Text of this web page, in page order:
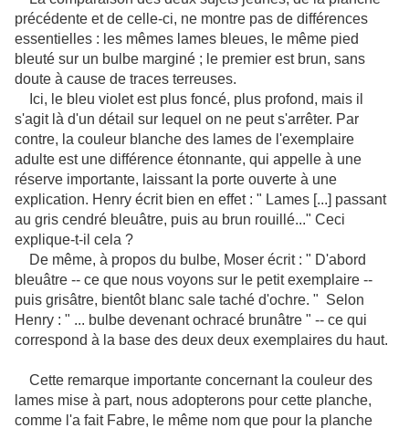
précédente et de celle-ci, ne montre pas de différences
essentielles : les mêmes lames bleues, le même pied
bleuté sur un bulbe marginé ; le premier est brun, sans
doute à cause de traces terreuses.
Ici, le bleu violet est plus foncé, plus profond, mais il
s'agit là d'un détail sur lequel on ne peut s'arrêter. Par
contre, la couleur blanche des lames de l'exemplaire
adulte est une différence étonnante, qui appelle à une
réserve importante, laissant la porte ouverte à une
explication. Henry écrit bien en effet : " Lames [...] passant
au gris cendré bleuâtre, puis au brun rouillé..." Ceci
explique-t-il cela ?
De même, à propos du bulbe, Moser écrit : " D'abord
bleuâtre -- ce que nous voyons sur le petit exemplaire --
puis grisâtre, bientôt blanc sale taché d'ochre. " Selon
Henry : " ... bulbe devenant ochracé brunâtre " -- ce qui
correspond à la base des deux deux exemplaires du haut.
Cette remarque importante concernant la couleur des
lames mise à part, nous adopterons pour cette planche,
comme l'a fait Fabre, le même nom que pour la planche